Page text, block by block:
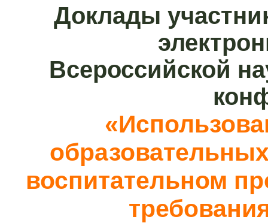
Доклады
Всероссийской
воспитательном